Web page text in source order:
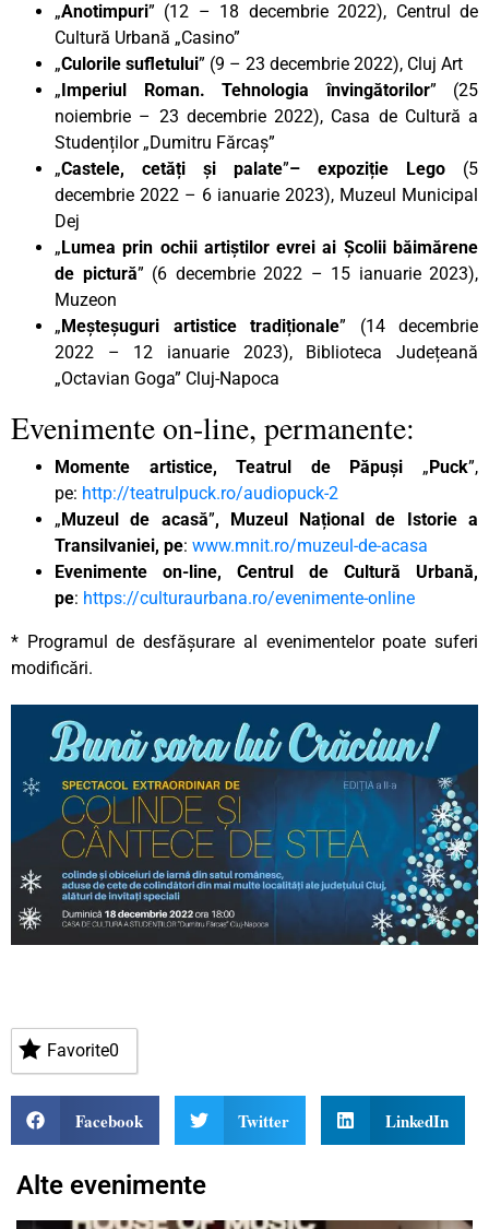
„Anotimpuri” (12 – 18 decembrie 2022), Centrul de
Cultură Urbană „Casino”
„Culorile sufletului” (9 – 23 decembrie 2022), Cluj Art
„Imperiul Roman. Tehnologia învingătorilor” (25
noiembrie – 23 decembrie 2022), Casa de Cultură a
Studenților „Dumitru Fărcaș”
„Castele, cetăți și palate”– expoziție Lego (5
decembrie 2022 – 6 ianuarie 2023), Muzeul Municipal
Dej
„Lumea prin ochii artiștilor evrei ai Școlii băimărene
de pictură” (6 decembrie 2022 – 15 ianuarie 2023),
Muzeon
„Meșteșuguri artistice tradiționale” (14 decembrie
2022 – 12 ianuarie 2023), Biblioteca Județeană
„Octavian Goga” Cluj-Napoca
Evenimente on-line, permanente:
Momente artistice, Teatrul de Păpuși „Puck”,
pe: http://teatrulpuck.ro/audiopuck-2
„Muzeul de acasă”, Muzeul Național de Istorie a
Transilvaniei, pe: www.mnit.ro/muzeul-de-acasa
Evenimente on-line, Centrul de Cultură Urbană,
pe: https://culturaurbana.ro/evenimente-online
* Programul de desfășurare al evenimentelor poate suferi
modificări.
Favorite0
Facebook Twitter LinkedIn
Alte evenimente